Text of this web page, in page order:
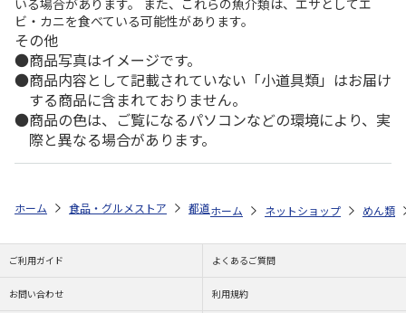
いる場合があります。 また、これらの魚介類は、エサとしてエ
ビ・カニを食べている可能性があります。
その他
商品写真はイメージです。
商品内容として記載されていない「小道具類」はお届け
する商品に含まれておりません。
商品の色は、ご覧になるパソコンなどの環境により、実
際と異なる場合があります。
ホーム 食品・グルメストア 都道府県から探す 香川県 小豆島・
ホーム ネットショップ めん類
ご利用ガイド よくあるご質問
お問い合わせ 利用規約